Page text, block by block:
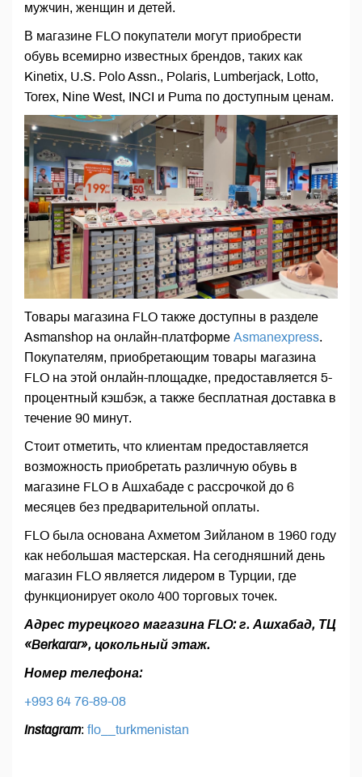
мужчин, женщин и детей.
В магазине FLO покупатели могут приобрести
обувь всемирно известных брендов, таких как
Kinetix, U.S. Polo Assn., Polaris, Lumberjack, Lotto,
Torex, Nine West, INCI и Puma по доступным ценам.
Товары магазина FLO также доступны в разделе
Asmanshop на онлайн-платформе Asmanexpress.
Покупателям, приобретающим товары магазина
FLO на этой онлайн-площадке, предоставляется 5-
процентный кэшбэк, а также бесплатная доставка в
течение 90 минут.
Стоит отметить, что клиентам предоставляется
возможность приобретать различную обувь в
магазине FLO в Ашхабаде с рассрочкой до 6
месяцев без предварительной оплаты.
FLO была основана Ахметом Зийланом в 1960 году
как небольшая мастерская. На сегодняшний день
магазин FLO является лидером в Турции, где
функционирует около 400 торговых точек.
Адрес турецкого магазина FLO: г. Ашхабад, ТЦ
«Berkarar», цокольный этаж.
Номер телефона:
+993 64 76-89-08
Instagram: flo__turkmenistan